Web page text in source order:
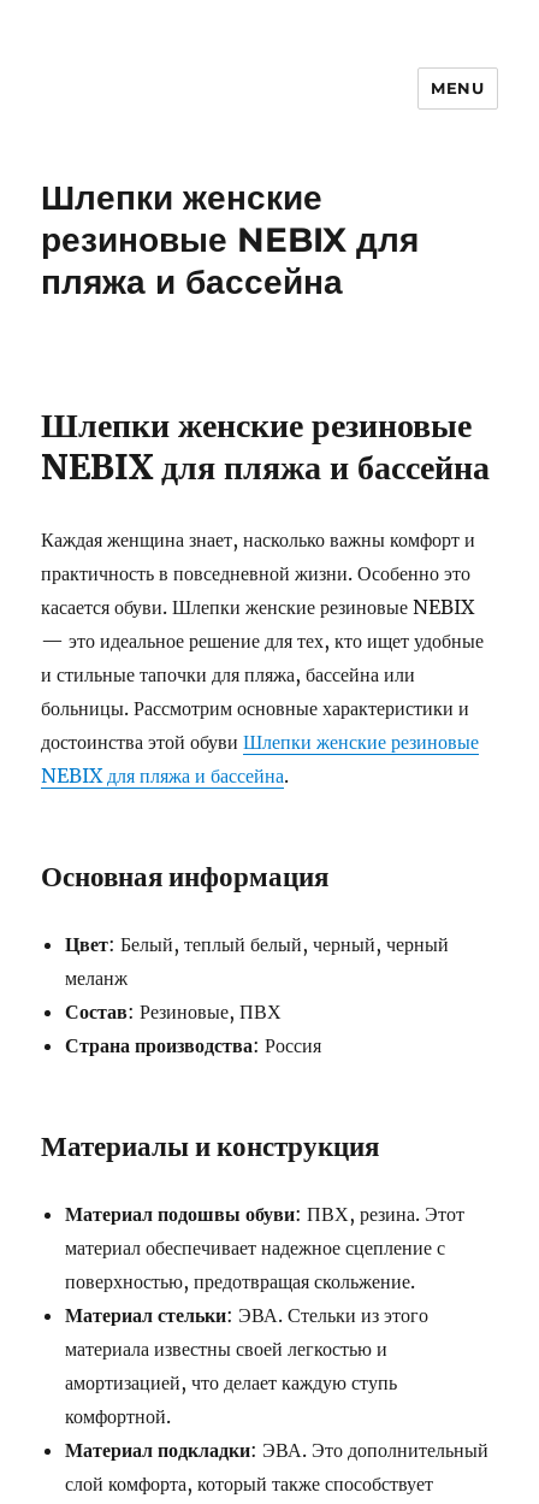
MENU
Шлепки женские
резиновые NEBIX для
пляжа и бассейна
Шлепки женские резиновые
NEBIX для пляжа и бассейна
Каждая женщина знает, насколько важны комфорт и
практичность в повседневной жизни. Особенно это
касается обуви. Шлепки женские резиновые NEBIX
— это идеальное решение для тех, кто ищет удобные
и стильные тапочки для пляжа, бассейна или
больницы. Рассмотрим основные характеристики и
достоинства этой обувиШлепки женские резиновые
NEBIX для пляжа и бассейна.
Основная информация
Цвет: Белый, теплый белый, черный, черный
меланж
Состав: Резиновые, ПВХ
Страна производства: Россия
Материалы и конструкция
Материал подошвы обуви: ПВХ, резина. Этот
материал обеспечивает надежное сцепление с
поверхностью, предотвращая скольжение.
Материал стельки: ЭВА. Стельки из этого
материала известны своей легкостью и
амортизацией, что делает каждую ступь
комфортной.
Материал подкладки: ЭВА. Это дополнительный
слой комфорта, который также способствует